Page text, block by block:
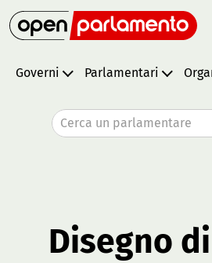
Governi Parlamentari
Cerca un parlamentare
Disegno